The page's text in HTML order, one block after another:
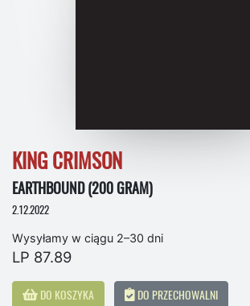
KING CRIMSON
EARTHBOUND (200 GRAM)
2.12.2022
Wysyłamy w ciągu 2–30 dni
LP 87.89
DO KOSZYKA DO PRZECHOWALNI